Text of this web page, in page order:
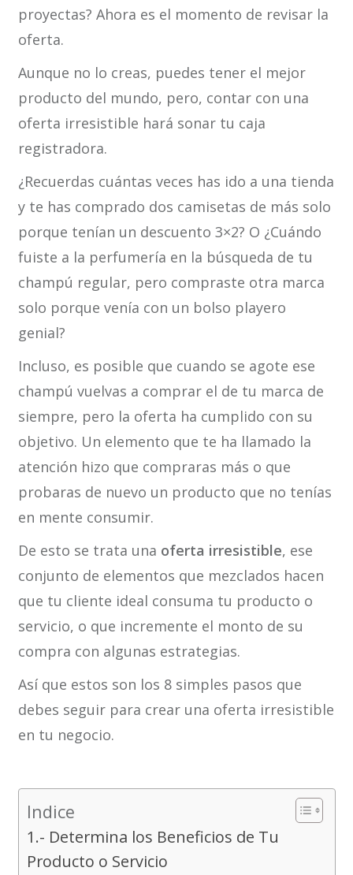
proyectas? Ahora es el momento de revisar la
oferta.
Aunque no lo creas, puedes tener el mejor
producto del mundo, pero, contar con una
oferta irresistible hará sonar tu caja
registradora.
¿Recuerdas cuántas veces has ido a una tienda
y te has comprado dos camisetas de más solo
porque tenían un descuento 3×2? O ¿Cuándo
fuiste a la perfumería en la búsqueda de tu
champú regular, pero compraste otra marca
solo porque venía con un bolso playero
genial?
Incluso, es posible que cuando se agote ese
champú vuelvas a comprar el de tu marca de
siempre, pero la oferta ha cumplido con su
objetivo. Un elemento que te ha llamado la
atención hizo que compraras más o que
probaras de nuevo un producto que no tenías
en mente consumir.
De esto se trata una oferta irresistible, ese
conjunto de elementos que mezclados hacen
que tu cliente ideal consuma tu producto o
servicio, o que incremente el monto de su
compra con algunas estrategias.
Así que estos son los 8 simples pasos que
debes seguir para crear una oferta irresistible
en tu negocio.
Indice
1.- Determina los Beneficios de Tu
Producto o Servicio